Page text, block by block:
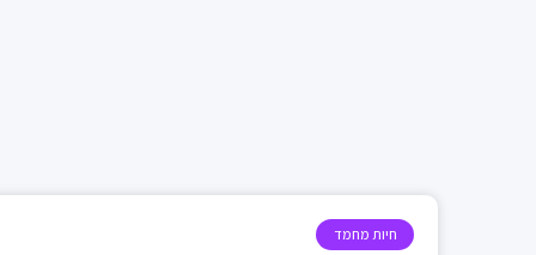
חיות מחמד